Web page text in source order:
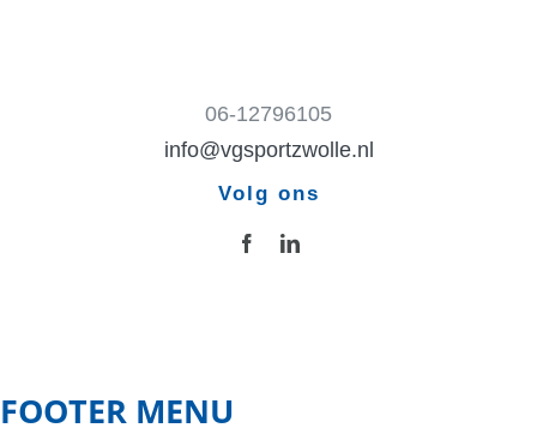
06-12796105
info@vgsportzwolle.nl
Volg ons
FOOTER MENU